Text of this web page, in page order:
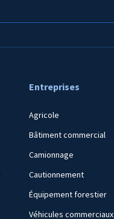
Entreprises
Agricole
Bâtiment commercial
Camionnage
Cautionnement
Équipement forestier
Véhicules commerciaux